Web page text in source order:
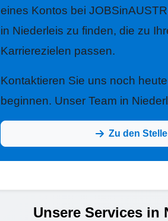
eines Kontos bei
in Niederleis zu finden, die zu
Karrierezielen passen.
Kontaktieren Sie uns noch
beginnen. Unser Team in
Zu den
Unsere Services in